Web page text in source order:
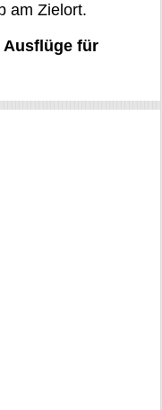
am Zielort.
Ausflüge für